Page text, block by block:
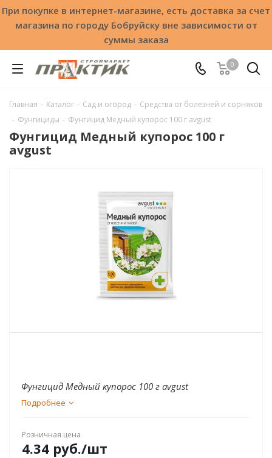
При покупке в интернет-магазине, есть доставка за счет
магазина по городу Бобруйску вне зависимости от
суммы заказа
0
Главная - Каталог - Сад и огород - Средства от болезней и сорняков
- Фунгициды - Фунгицид Медный купорос 100 г avgust
Фунгицид Медный купорос 100 г
avgust
Фунгицид Медный купорос 100 г avgust
Подробнее
Розничная цена
4.34 руб./шт